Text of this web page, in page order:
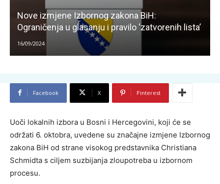
Nove izmjene Izbornog zakona BiH:
Ograničenja u glasanju i pravilo ‘zatvorenih lista’
16/09/2024
Facebook X Pinterest
Uoči lokalnih izbora u Bosni i Hercegovini, koji će se
održati 6. oktobra, uvedene su značajne izmjene Izbornog
zakona BiH od strane visokog predstavnika Christiana
Schmidta s ciljem suzbijanja zloupotreba u izbornom
procesu.